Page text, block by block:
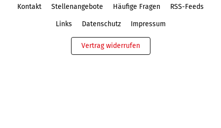
Kontakt Stellenangebote Häufige Fragen RSS-Feeds
Links Datenschutz Impressum
Vertrag widerrufen